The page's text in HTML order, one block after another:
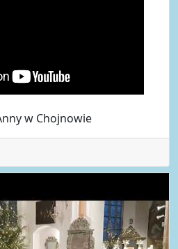
w Chojnowie